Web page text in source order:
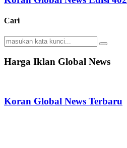
Cari
Search
for:
Search
Harga Iklan Global News
Koran Global News Terbaru